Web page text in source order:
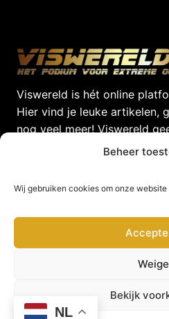
Beheer
Wij gebruiken cookies om onze
Bekijk
Viswereld is hét online
Hier vind je leuke artikelen,
nog veel meer! Viswereld
dagelijks het laatste nieuws
NL